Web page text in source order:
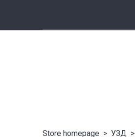
Store homepage УЗД